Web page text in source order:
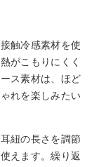
触冷感素材を使
がこもりにくく
ス素材は、ほど
れを楽しみたい
紐の長さを調節
えます。繰り返